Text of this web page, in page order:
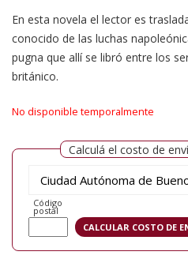
En esta novela el lector es
conocido de las luchas
pugna que allí se libró entre los
británico.
No disponible temporalmente
Calculá el costo de
Código
postal